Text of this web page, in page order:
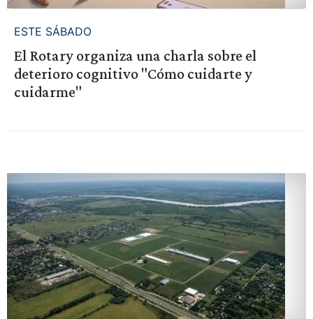
ESTE SÁBADO
El Rotary organiza una charla sobre el
deterioro cognitivo "Cómo cuidarte y
cuidarme"